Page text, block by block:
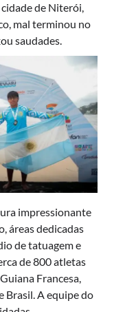
cidade de Niterói,
mal terminou no
saudades.
impressionante
áreas dedicadas
de tatuagem e
de 800 atletas
Francesa,
Brasil. A equipe do